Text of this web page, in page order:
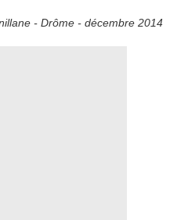
- Drôme - décembre 2014